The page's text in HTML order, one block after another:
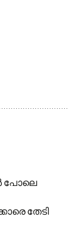
പോലെ
തേടി